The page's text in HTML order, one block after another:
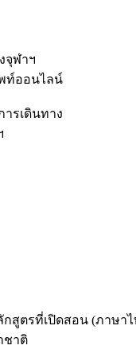
จุฬาฯ
ท์ออนไลน์
รเดินทาง
กสูตรที่เปิดสอน (ภาษาไ
ชาติ